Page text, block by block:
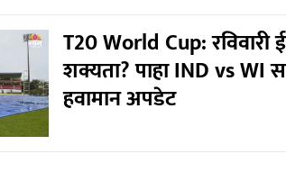
T20 World Cup: रविवारी
शक्यता? पाहा IND vs WI
हवामान अपडेट